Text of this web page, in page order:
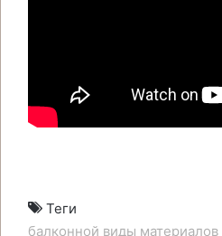
Теги
балконной виды материалов